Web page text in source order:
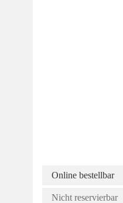
Online bestellbar
Nicht reservierbar